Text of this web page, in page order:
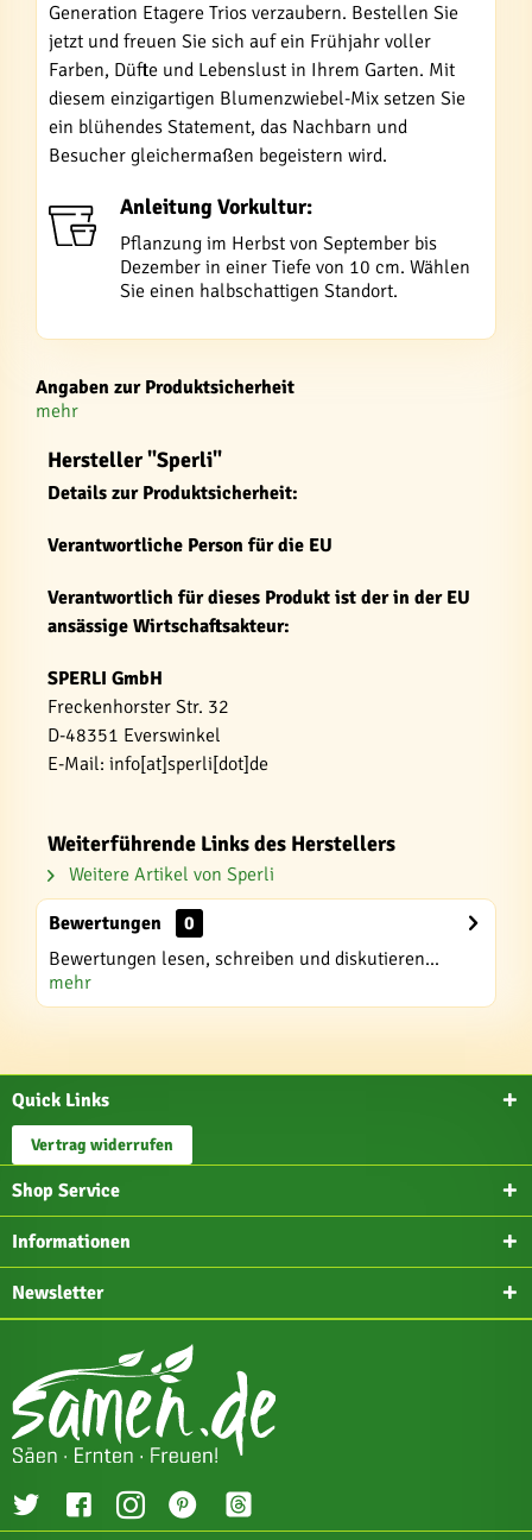
Generation Etagere Trios verzaubern. Bestellen Sie
jetzt und freuen Sie sich auf ein Frühjahr voller
Farben, Düfte und Lebenslust in Ihrem Garten. Mit
diesem einzigartigen Blumenzwiebel-Mix setzen Sie
ein blühendes Statement, das Nachbarn und
Besucher gleichermaßen begeistern wird.
Anleitung Vorkultur:
Pflanzung im Herbst von September bis
Dezember in einer Tiefe von 10 cm. Wählen
Sie einen halbschattigen Standort.
Angaben zur Produktsicherheit
mehr
Hersteller "Sperli"
Details zur Produktsicherheit:
Verantwortliche Person für die EU
Verantwortlich für dieses Produkt ist der in der EU
ansässige Wirtschaftsakteur:
SPERLI GmbH
Freckenhorster Str. 32
D-48351 Everswinkel
E-Mail: info[at]sperli[dot]de
Weiterführende Links des Herstellers
Weitere Artikel von Sperli
Bewertungen
0
Bewertungen lesen, schreiben und diskutieren...
mehr
Quick Links
Vertrag widerrufen
Shop Service
Informationen
Newsletter